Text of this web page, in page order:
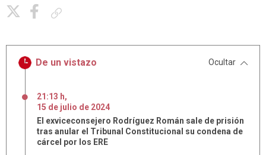
De un vistazo Ocultar
21:13 h,
15 de julio de 2024
El exviceconsejero Rodríguez Román sale de prisión
tras anular el Tribunal Constitucional su condena de
cárcel por los ERE